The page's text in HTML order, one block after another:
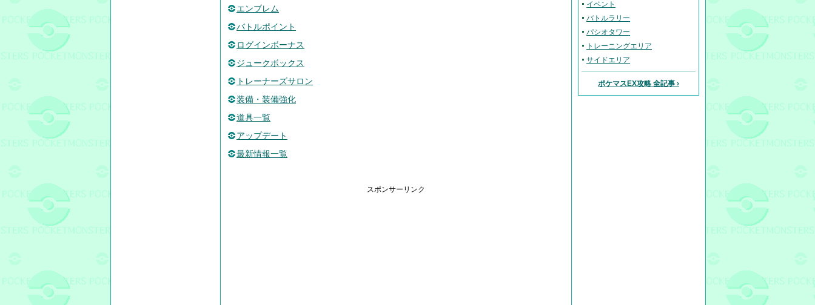
エンブレム
バトルポイント
ログインボーナス
ジュークボックス
トレーナーズサロン
装備・装備強化
道具一覧
アップデート
最新情報一覧
スポンサーリンク
イベント
バトルラリー
パシオタワー
トレーニングエリア
サイドエリア
ポケマスEX攻略 全記事 ›